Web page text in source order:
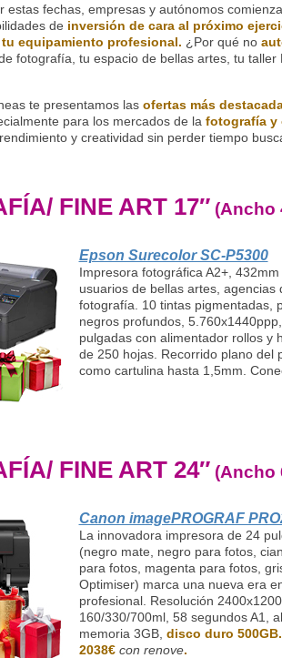
estas fechas, empresas y autónomos
de inversión de cara al próximo
tu equipamiento profesional. ¿Por qué no
fotografía, tu espacio de bellas artes, tu taller
te presentamos las ofertas más
para los mercados de la fotografía y
y creatividad sin perder tiempo
FINE ART 17″ (Ancho
Epson Surecolor SC-P5300
Impresora fotográfica A2+,
usuarios de bellas artes, agencias
fotografía. 10 tintas pigmentadas,
negros profundos,
pulgadas con alimentador rollos y
de 250 hojas. Recorrido plano del
como cartulina hasta 1,5mm.
FINE ART 24″ (Ancho
Canon imagePROGRAF
La innovadora impresora de 24
(negro mate, negro para fotos,
para fotos, magenta para fotos,
Optimiser) marca una nueva era
profesional. Resolución
160/330/700ml, 58 segundos A1,
memoria 3GB, disco duro
2038€ con renove.